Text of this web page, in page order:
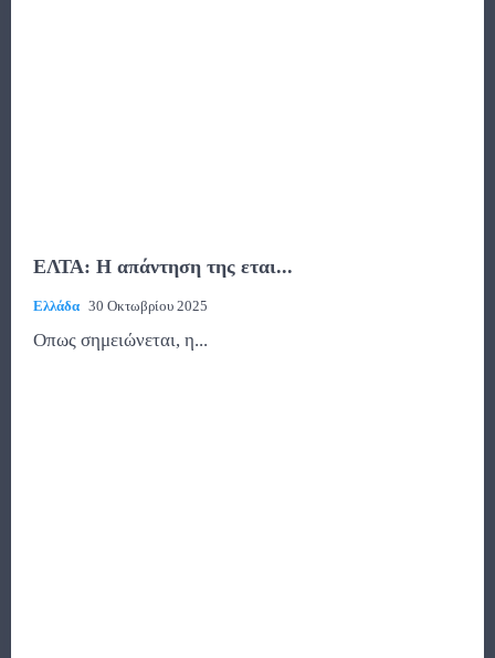
ΕΛΤΑ: Η απάντηση της εται...
Ελλάδα 30 Οκτωβρίου 2025
Οπως σημειώνεται, η...